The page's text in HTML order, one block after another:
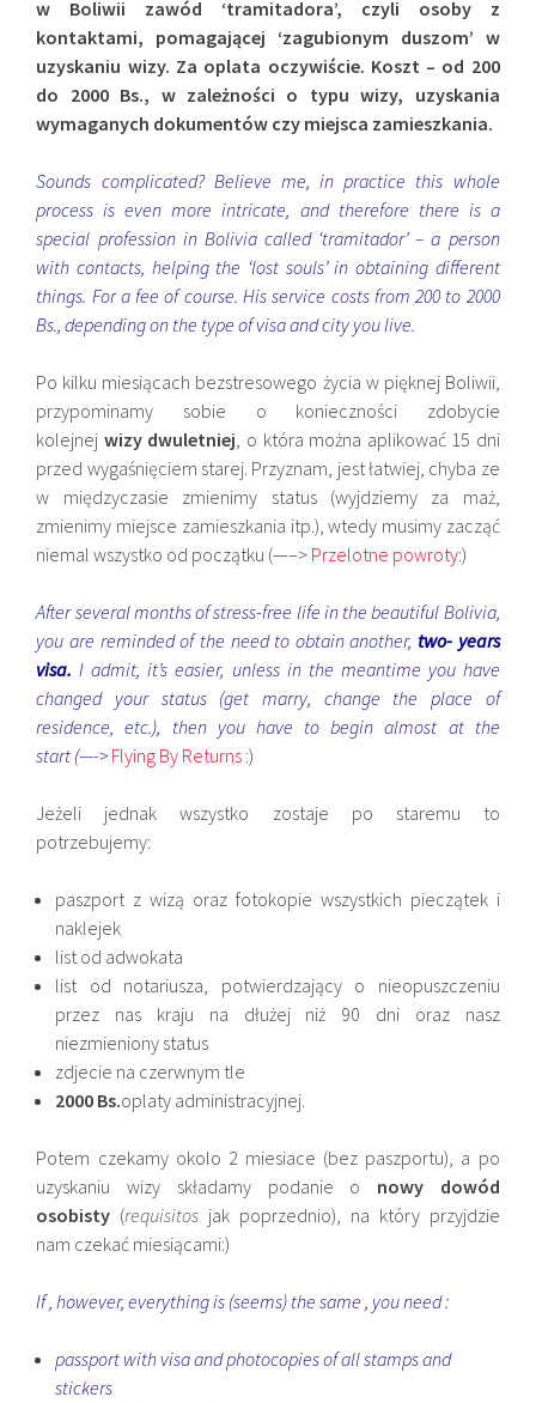
w Boliwii zawód ‘tramitadora’, czyli osoby z
kontaktami, pomagającej ‘zagubionym duszom’ w
uzyskaniu wizy. Za oplata oczywiście. Koszt – od 200
do 2000 Bs., w zależności o typu wizy, uzyskania
wymaganych dokumentów czy miejsca zamieszkania.
Sounds complicated? Believe me, in practice this whole
process is even more intricate, and therefore there is a
special profession in Bolivia called ‘tramitador’ – a person
with contacts, helping the ‘lost souls’ in obtaining different
things. For a fee of course. His service costs from 200 to 2000
Bs., depending on the type of visa and city you live.
Po kilku miesiącach bezstresowego życia w pięknej Boliwii,
przypominamy sobie o konieczności zdobycie
kolejnej wizy dwuletniej, o która można aplikować 15 dni
przed wygaśnięciem starej. Przyznam, jest łatwiej, chyba ze
w międzyczasie zmienimy status (wyjdziemy za maż,
zmienimy miejsce zamieszkania itp.), wtedy musimy zacząć
niemal wszystko od początku (—–> Przelotne powroty:)
After several months of stress-free life in the beautiful Bolivia,
you are reminded of the need to obtain another, two- years
visa.I admit, it’s easier, unless in the meantime you have
changed your status (get marry, change the place of
residence, etc.), then you have to begin almost at the
start (—-> Flying By Returns :)
Jeżeli jednak wszystko zostaje po staremu to
potrzebujemy:
paszport z wizą oraz fotokopie wszystkich pieczątek i
naklejek
list od adwokata
list od notariusza, potwierdzający o nieopuszczeniu
przez nas kraju na dłużej niż 90 dni oraz nasz
niezmieniony status
zdjecie na czerwnym tle
2000 Bs.oplaty administracyjnej.
Potem czekamy okolo 2 miesiace (bez paszportu), a po
uzyskaniu wizy składamy podanie o nowy dowód
osobisty (requisitos jak poprzednio), na który przyjdzie
nam czekać miesiącami:)
If , however, everything is (seems) the same , you need :
passport with visa and photocopies of all stamps and
stickers